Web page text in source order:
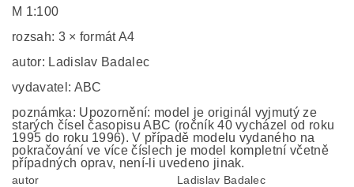
M 1:100
rozsah: 3 × formát A4
autor: Ladislav Badalec
vydavatel: ABC
poznámka: Upozornění: model je originál vyjmutý ze
starých čísel časopisu ABC (ročník 40 vycházel od roku
1995 do roku 1996). V případě modelu vydaného na
pokračování ve více číslech je model kompletní včetně
případných oprav, není-li uvedeno jinak.
autor
Ladislav Badalec